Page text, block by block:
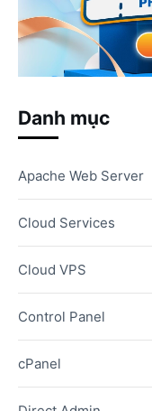
Danh mục
Apache Web Server
Cloud Services
Cloud VPS
Control Panel
cPanel